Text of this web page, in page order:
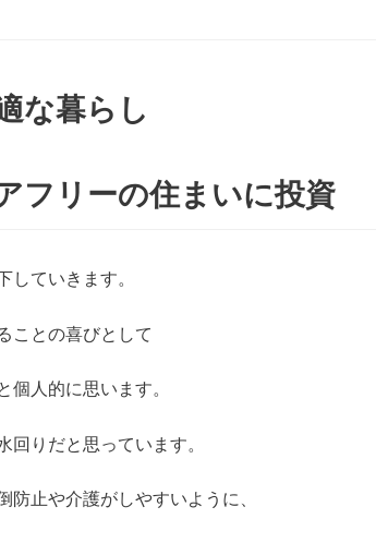
な暮らし
フリーの住まいに投資
していきます。
ことの喜びとして
個人的に思います。
回りだと思っています。
止や介護がしやすいように、